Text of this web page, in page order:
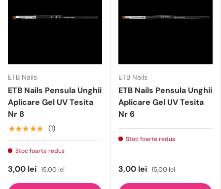
ETB Nails
ETB Nails Pensula Unghii
Aplicare Gel UV Tesita
Nr 8
★★★★★ (1)
Stoc foarte redus
3,00 lei 15,00 lei
ETB Nails
ETB Nails Pensula Unghii
Aplicare Gel UV Tesita
Nr 6
Stoc foarte redus
3,00 lei 15,00 lei